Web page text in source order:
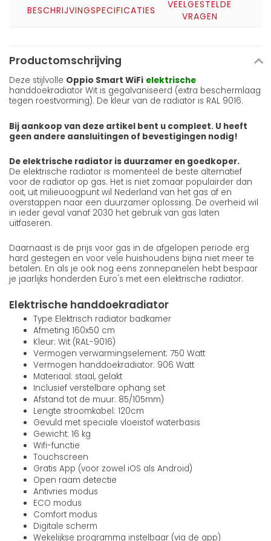
BESCHRIJVINGSPECIFICATIES
VEELGESTELDE
VRAGEN
Productomschrijving
Deze stijlvolle Oppio Smart WiFi elektrische
handdoekradiator Wit is gegalvaniseerd (extra beschermlaag
tegen roestvorming). De kleur van de radiator is RAL 9016.
Bij aankoop van deze artikel bent u compleet. U heeft
geen andere aansluitingen of bevestigingen nodig!
De elektrische radiator is duurzamer en goedkoper.
De elektrische radiator is momenteel de beste alternatief
voor de radiator op gas. Het is niet zomaar populairder dan
ooit, uit milieuoogpunt wil Nederland van het gas af en
overstappen naar een duurzamer oplossing. De overheid wil
in ieder geval vanaf 2030 het gebruik van gas laten
uitfaseren.
Daarnaast is de prijs voor gas in de afgelopen periode erg
hard gestegen en voor vele huishoudens bijna niet meer te
betalen. En als je ook nog eens zonnepanelen hebt bespaar
je jaarlijks honderden Euro's met een elektrische radiator.
Elektrische handdoekradiator
Type Elektrisch radiator badkamer
Afmeting 160x50 cm
Kleur: Wit (RAL-9016)
Vermogen verwarmingselement: 750 Watt
Vermogen handdoekradiator: 906 Watt
Materiaal: staal, gelakt
Inclusief verstelbare ophang set
Afstand tot de muur: 85/105mm)
Lengte stroomkabel: 120cm
Gevuld met speciale vloeistof waterbasis
Gewicht: 16 kg
Wifi-functie
Touchscreen
Gratis App (voor zowel iOS als Android)
Open raam detectie
Antivries modus
ECO modus
Comfort modus
Digitale scherm
Wekelijkse programma instelbaar (via de app)